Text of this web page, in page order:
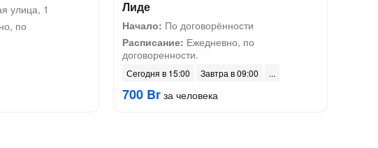
улица, 1
по
Лиде
Начало: По договорённости
Расписание: Ежедневно, по
договоренности.
Сегодня в 15:00 Завтра в 09:00
700 Br за человека